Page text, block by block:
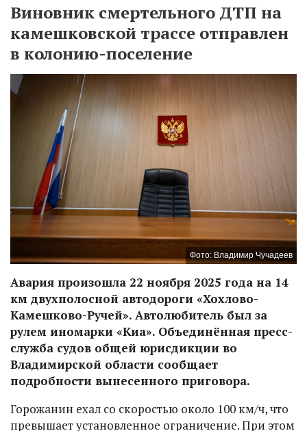
Виновник смертельного ДТП на
камешковской трассе отправлен
в колонию-поселение
Фото: Владимир Чучадеев
Авария произошла 22 ноября 2025 года на 14
км двухполосной автодороги «Хохлово-
Камешково-Ручей». Автолюбитель был за
рулем иномарки «Киа». Объединённая пресс-
служба судов общей юрисдикции во
Владимирской области сообщает
подробности вынесенного приговора.
Горожанин ехал со скоростью около 100 км/ч, что
превышает установленное ограничение. При этом